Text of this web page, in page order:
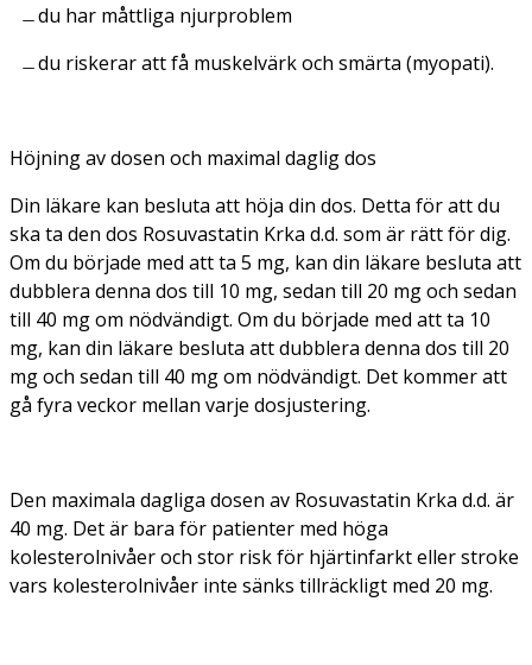
du har måttliga njurproblem
du riskerar att få muskelvärk och smärta (myopati).
Höjning av dosen och maximal daglig dos
Din läkare kan besluta att höja din dos. Detta för att du
ska ta den dos Rosuvastatin Krka d.d. som är rätt för dig.
Om du började med att ta 5 mg, kan din läkare besluta att
dubblera denna dos till 10 mg, sedan till 20 mg och sedan
till 40 mg om nödvändigt. Om du började med att ta 10
mg, kan din läkare besluta att dubblera denna dos till 20
mg och sedan till 40 mg om nödvändigt. Det kommer att
gå fyra veckor mellan varje dosjustering.
Den maximala dagliga dosen av Rosuvastatin Krka d.d. är
40 mg. Det är bara för patienter med höga
kolesterolnivåer och stor risk för hjärtinfarkt eller stroke
vars kolesterolnivåer inte sänks tillräckligt med 20 mg.